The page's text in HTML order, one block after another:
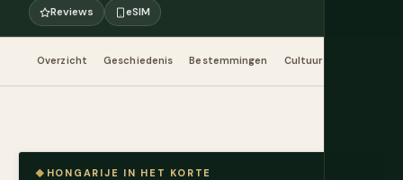
Reviews
eSIM
Overzicht Geschiedenis Bestemmingen Cultuur & Etiquette
HONGARIJE IN HET KORTE